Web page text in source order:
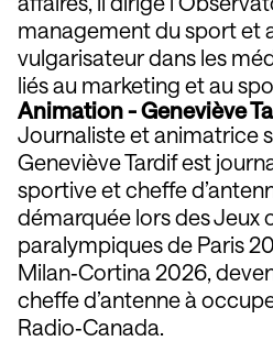
management du sport et
vulgarisateur dans les
liés au marketing et au
Animation - Geneviève
Journaliste et animatrice
Geneviève Tardif est
sportive et cheffe
démarquée lors des Jeux
paralympiques de Paris
Milan‑Cortina 2026,
cheffe d’antenne à
Radio‑Canada.